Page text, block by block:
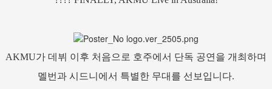
AKMU가 데뷔 이후 처음으로 호주에서 단독 공연을 개최하며
멜번과 시드니에서 특별한 무대를 선보입니다.